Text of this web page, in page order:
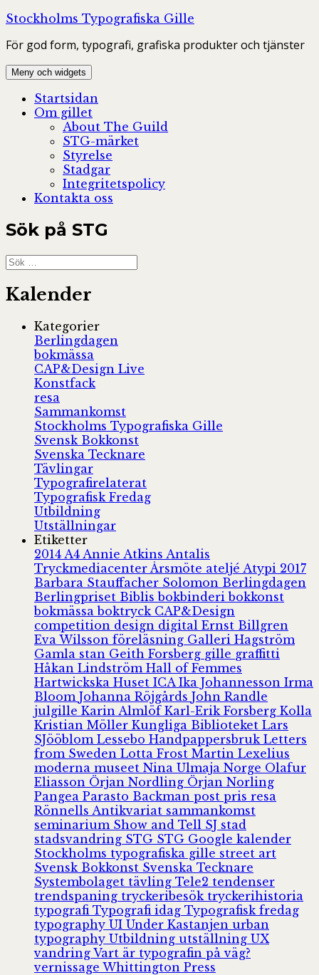
Hoppa
innehåll
Stockholms Typografiska Gille
För god form, typografi, grafiska produkter och tjänster
Meny och widgets
Startsidan
Om gillet
About The Guild
STG-märket
Styrelse
Stadgar
Integritetspolicy
Kontakta oss
Sök på STG
Sök
efter:
Kalender
Kategorier
Berlingdagen
bokmässa
CAP&Design Live
Konstfack
resa
Sammankomst
Stockholms Typografiska Gille
Svensk Bokkonst
Svenska Tecknare
Tävlingar
Typografirelaterat
Typografisk Fredag
Utbildning
Utställningar
Etiketter
2014 A4 Annie Atkins Antalis
Tryckmediacenter Årsmöte ateljé Atypi 2017
Barbara Stauffacher Solomon Berlingdagen
Berlingpriset Biblisbokbinderibokkonst
bokmässaboktryck CAP&Design
competition design digital Ernst Billgren
Eva Wilsson föreläsning Galleri Hagström
Gamla stan Geith Forsberg gille graffitti
Håkan Lindström Hall of Femmes
Hartwickska Huset ICA Ika Johannesson Irma
Bloom Johanna Röjgårds John Randle
julgille Karin Almlöf Karl-Erik Forsberg Kolla
Kristian Möller Kungliga Biblioteket Lars
SJööblom Lessebo Handpappersbruk Letters
from Sweden Lotta Frost Martin Lexelius
moderna museet Nina Ulmaja Norge Olafur
Eliasson Örjan Nordling Örjan Norling
Pangea Parasto Backman post pris resa
Rönnells Antikvariat sammankomst
seminarium Show and Tell SJ stad
stadsvandring STG STG Google kalender
Stockholms typografiska gille street art
Svensk Bokkonst Svenska Tecknare
Systembolaget tävling Tele2 tendenser
trendspaning tryckeribesök tryckerihistoria
typografi Typografi idag Typografisk fredag
typography UI Under Kastanjen urban
typography Utbildning utställning UX
vandring Vart är typografin på väg?
vernissage Whittington Press